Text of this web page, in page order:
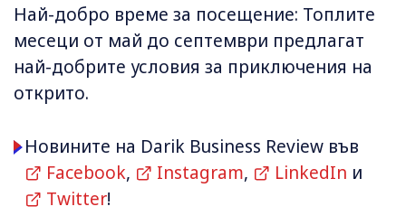
Най-добро време за посещение: Топлите
месеци от май до септември предлагат
най-добрите условия за приключения на
открито.
Новините на Darik Business Review във
Facebook, Instagram, LinkedIn и
Twitter!